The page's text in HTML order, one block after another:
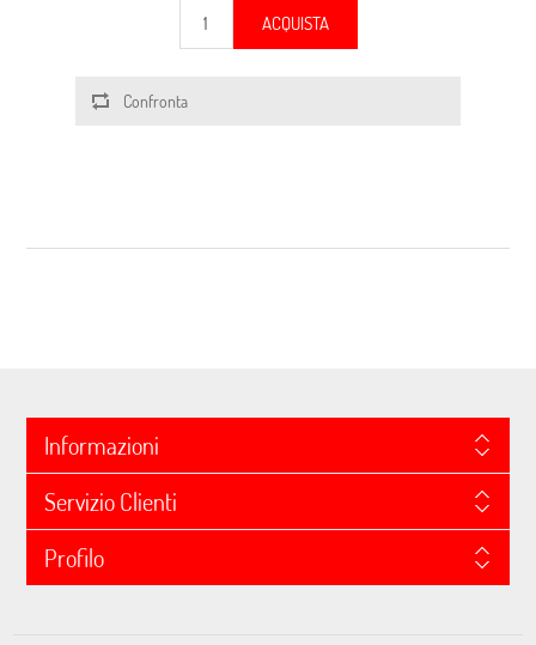
ACQUISTA
Confronta
Informazioni
Servizio Clienti
Profilo